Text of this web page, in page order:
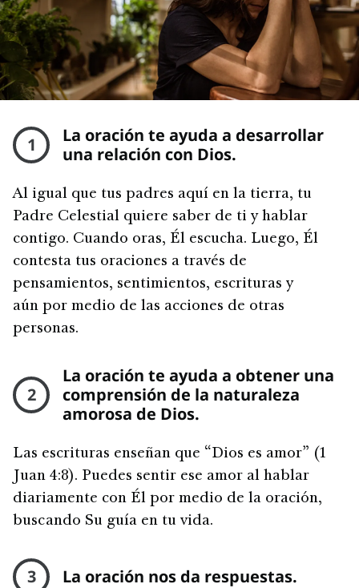
1
La oración te ayuda a desarrollar
una relación con Dios.
Al igual que tus padres aquí en la tierra, tu
Padre Celestial quiere saber de ti y hablar
contigo. Cuando oras, Él escucha. Luego, Él
contesta tus oraciones a través de
pensamientos, sentimientos, escrituras y
aún por medio de las acciones de otras
personas.
2
La oración te ayuda a obtener una
comprensión de la naturaleza
amorosa de Dios.
Las escrituras enseñan que “Dios es amor” (1
Juan 4:8). Puedes sentir ese amor al hablar
diariamente con Él por medio de la oración,
buscando Su guía en tu vida.
3 La oración nos da respuestas.